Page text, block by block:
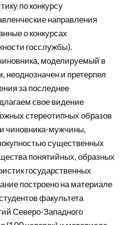
по конкурсу
направления
о конкурсах
госслужбы).
моделируемый в
неоднозначен и претерпел
за последнее
свое видение
стереотипных образов
чиновника-мужчины,
существенных
понятийных, образных
государственных
построено на материале
факультета
Северо-Западного